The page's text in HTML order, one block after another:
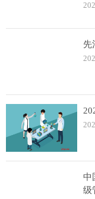
先
中
级